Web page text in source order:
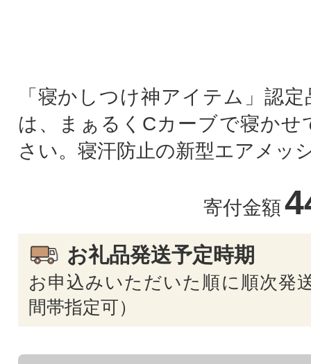
「寝かしつけ神アイテム」認
は、まぁるくCカーブで寝かせ
さい。寝汗防止の新型エアメッ
寄付金額
お礼品発送予定時期
お申込みいただいた順に順次発
間帯指定可）